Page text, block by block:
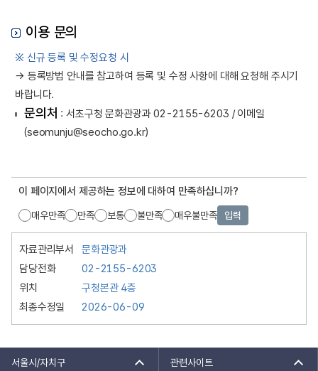
이용 문의
※ 신규 등록 및 수정요청 시
→ 등록방법 안내를 참고하여 등록 및 수정 사항에 대해 요청해 주시기
바랍니다.
문의처 : 서초구청 문화관광과 02-2155-6203 / 이메일
(seomunju@seocho.go.kr)
이 페이지에서 제공하는 정보에 대하여 만족하십니까?
매우만족 만족 보통 불만족 매우불만족 입력
자료관리부서
문화관광과
담당전화
02-2155-6203
위치
구청본관 4층
최종수정일
2026-06-09
서울시/자치구 관련사이트